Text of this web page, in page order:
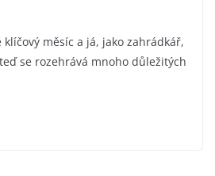
měsíc a já, jako zahrádkář,
se rozehrává mnoho důležitých